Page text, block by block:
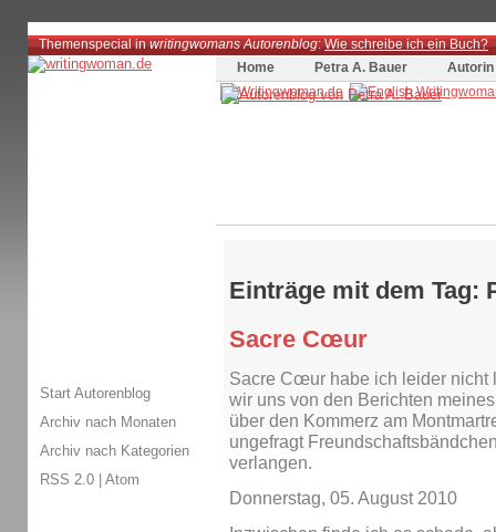
Themenspecial inwritingwomans Autorenblog:Wie schreibe ich ein Buch?
Home
Petra A. Bauer Autorin
Einträge mit dem Tag:
Sacre Cœur
Sacre Cœur habe ich leider nicht
wir uns von den Berichten
über den Kommerz am
ungefragt
verlangen.
Donnerstag, 05. August 2010
Start Autorenblog
Archiv nach Monaten
Archiv nach Kategorien
RSS 2.0 | Atom